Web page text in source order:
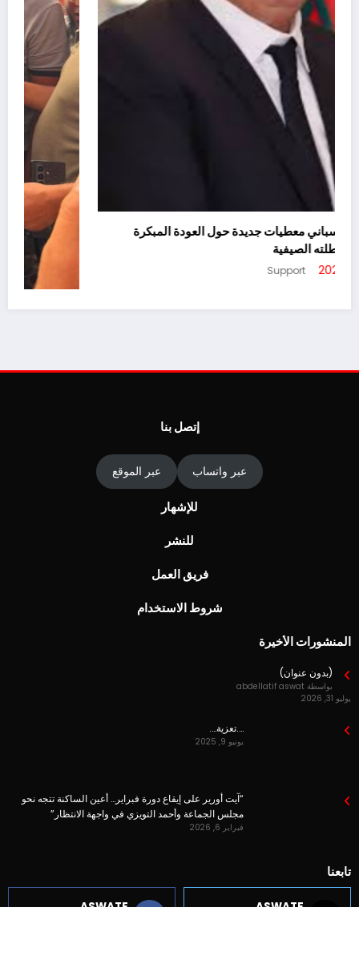
يسرّب تقرير إسباني معطيات جديدة حول العودة المبكرة
لأخنوش من عطلته الصيفية
أغسطس 4, 2026
إتصل بنا
عبر واتساب عبر الموقع
للإشهار
للنشر
فريق العمل
شروط الاستخدام
المنشورات الأخيرة
(بدون عنوان)
بواسطة abdellatif aswat
يوليو 31, 2026
….تعزية….
يونيو 9, 2025
“آيت أورير على إيقاع دورة فبراير… أعين الساكنة تتجه نحو
مجلس الجماعة وأحمد التويزي في واجهة الانتظار”
فبراير 6, 2026
تابعنا
ASWATE
ASWATE